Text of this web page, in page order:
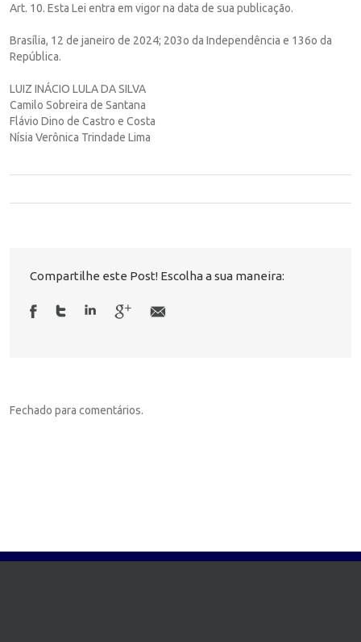
Art. 10. Esta Lei entra em vigor na data de sua publicação.
Brasília, 12 de janeiro de 2024; 203o da Independência e 136o da
República.
LUIZ INÁCIO LULA DA SILVA
Camilo Sobreira de Santana
Flávio Dino de Castro e Costa
Nísia Verônica Trindade Lima
Compartilhe este Post! Escolha a sua maneira:
Fechado para comentários.